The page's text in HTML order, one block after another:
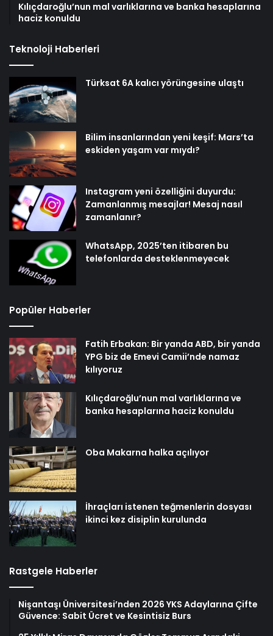
Kılıçdaroğlu’nun mal varlıklarına ve banka hesaplarına
haciz konuldu
Teknoloji Haberleri
Türksat 6A kalıcı yörüngesine ulaştı
Bilim insanlarından yeni keşif: Mars’ta
eskiden yaşam var mıydı?
Instagram yeni özelliğini duyurdu:
Zamanlanmış mesajlar! Mesaj nasıl
zamanlanır?
WhatsApp, 2025’ten itibaren bu
telefonlarda desteklenmeyecek
Popüler Haberler
Fatih Erbakan: Bir yanda ABD, bir yanda
YPG biz de Emevi Camii’nde namaz
kılıyoruz
Kılıçdaroğlu’nun mal varlıklarına ve
banka hesaplarına haciz konuldu
Oba Makarna halka açılıyor
İhraçları istenen teğmenlerin dosyası
ikinci kez disiplin kurulunda
Rastgele Haberler
Nişantaşı Üniversitesi’nden 2026 YKS Adaylarına Çifte
Güvence: Sabit Ücret ve Kesintisiz Burs